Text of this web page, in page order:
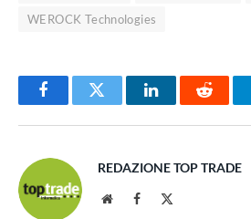
WEROCK Technologies
FacebookTwitter LinkedInReddit
REDAZIONE TOP TRADE
WebsiteFacebook